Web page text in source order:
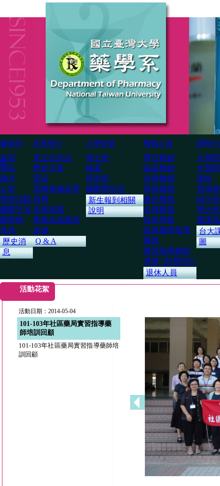
最新消
息
本系簡介 入學管道 教職人員 課程介
全部
招生
徵才
公告
學術活動
國際交流
榮譽榜
其他
歷史消
息
系主任的話
歷史沿革
現況
系務會議及委
員會
未來發展
畢業生就業與
進修
Q & A
學士班
轉系
研究所
國際學位生
新生報到相關
說明
専任教師
臨床教師
合聘教師
客座教師
兼任教師
名譽教授
技術専家
臨床藥學指導
教師
實習指導教師
系辦 / 駐警同仁
退休人員
大學部
大學
課程
領域
碩士班
博士班
選課
台大
圖
活動花絮
活動日期：2014-05-04
101-103年社區藥局實習指導藥
師培訓回顧
101-103年社區藥局實習指導藥師培
訓回顧